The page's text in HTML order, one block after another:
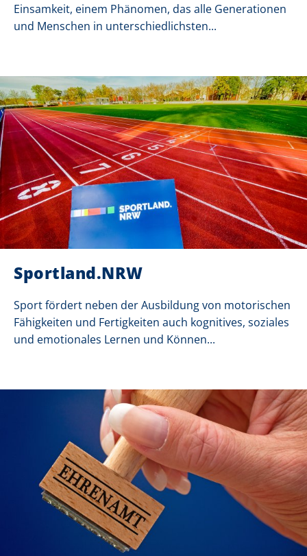
Einsamkeit, einem Phänomen, das alle Generationen
und Menschen in unterschiedlichsten...
Sportland.NRW
Sport fördert neben der Ausbildung von motorischen
Fähigkeiten und Fertigkeiten auch kognitives, soziales
und emotionales Lernen und Können...